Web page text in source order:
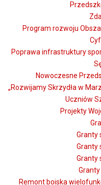
Program rozwoju
Poprawa infrastruktury
Nowoczesne
„Rozwijamy Skrzydła w
Uczniów
Projekty
Granty
Granty
Granty
Granty
Remont boiska